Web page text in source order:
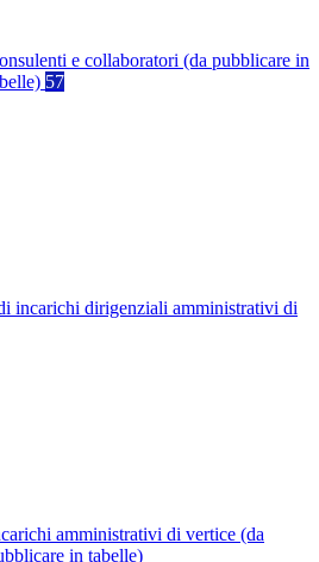
e collaboratori (da pubblicare in
57
incarichi dirigenziali amministrativi di
amministrativi di vertice (da
in tabelle)